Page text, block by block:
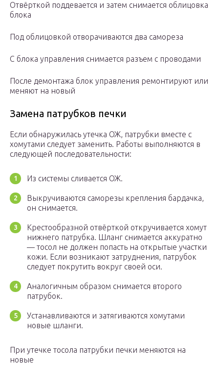
Отвёрткой поддевается и затем снимается облицовка
блока
Под облицовкой отворачиваются два самореза
С блока управления снимается разъем с проводами
После демонтажа блок управления ремонтируют или
меняют на новый
Замена патрубков печки
Если обнаружилась утечка ОЖ, патрубки вместе с
хомутами следует заменить. Работы выполняются в
следующей последовательности:
Из системы сливается ОЖ.
Выкручиваются саморезы крепления бардачка,
он снимается.
Крестообразной отвёрткой откручивается хомут
нижнего патрубка. Шланг снимается аккуратно
— тосол не должен попасть на открытые участки
кожи. Если возникают затруднения, патрубок
следует покрутить вокруг своей оси.
Аналогичным образом снимается второго
патрубок.
Устанавливаются и затягиваются хомутами
новые шланги.
При утечке тосола патрубки печки меняются на
новые